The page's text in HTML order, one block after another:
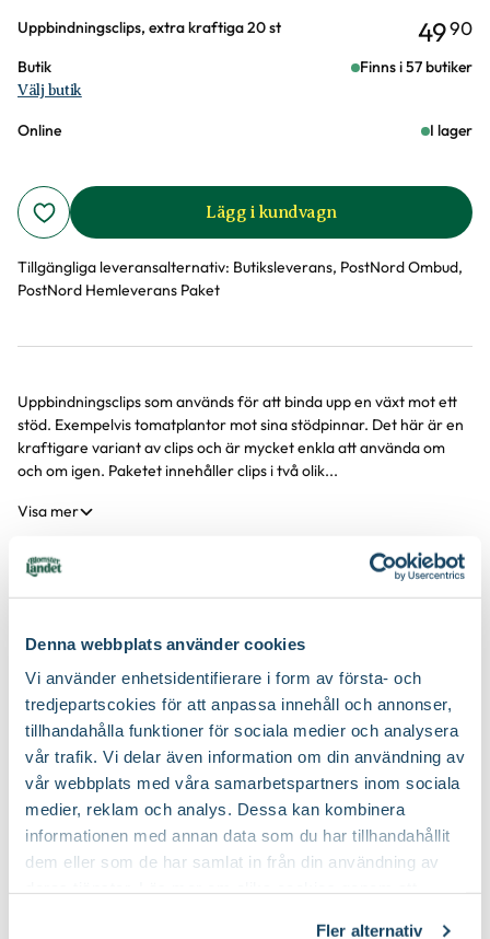
Denna webbplats använder cookies
Vi använder enhetsidentifierare i form av första- och
tredjepartscokies för att anpassa innehåll och annonser,
tillhandahålla funktioner för sociala medier och analysera
vår trafik. Vi delar även information om din användning av
vår webbplats med våra samarbetspartners inom sociala
medier, reklam och analys. Dessa kan kombinera
informationen med annan data som du har tillhandahållit
dem eller som de har samlat in från din användning av
Fler alternativ
Varianter
Uppbindningsclips, extra kraftiga 20 st 4990
Butik Finns i 57 butiker
Välj butik
Online I lager
Lägg i kundvagn
Tillgängliga leveransalternativ: Butiksleverans, PostNord Ombud,
PostNord Hemleverans Paket
Produktinformation
Uppbindningsclips som används för att binda upp en växt mot ett
stöd. Exempelvis tomatplantor mot sina stödpinnar. Det här är en
kraftigare variant av clips och är mycket enkla att använda om
och om igen. Paketet innehåller clips i två olik...
Visa mer
Förpackningsantal 20 st i förpackningen
Varumärke Blomsterlandet
Art nr 109455
Du kanske också gillar